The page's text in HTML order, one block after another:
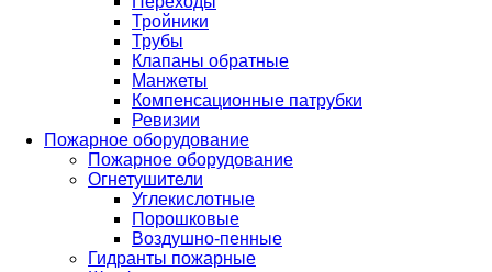
Тройники
Трубы
Клапаны обратные
Манжеты
Компенсационные патрубки
Ревизии
Пожарное оборудование
Пожарное оборудование
Огнетушители
Углекислотные
Порошковые
Воздушно-пенные
Гидранты пожарные